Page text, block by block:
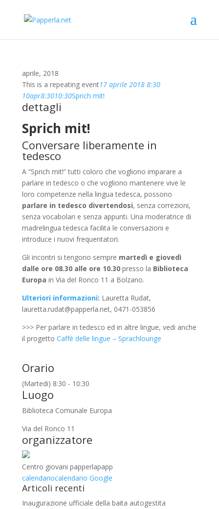
aprile, 2018
This is a repeating event17 aprile 2018 8:30
10apr8:3010:30Sprich mit!
dettagli
Sprich mit!
Conversare liberamente in
tedesco
A “Sprich mit!” tutti coloro che vogliono imparare a
parlare in tedesco o che vogliono mantenere vive le
loro competenze nella lingua tedesca, possono
parlare in tedesco divertendosi, senza correzioni,
senza vocabolari e senza appunti. Una moderatrice di
madrelingua tedesca facilita le conversazioni e
introduce i nuovi frequentatori.
Gli incontri si tengono sempre martedì e giovedì
dalle ore 08.30 alle ore 10.30presso la Biblioteca
Europa in Via del Ronco 11 a Bolzano.
Ulteriori informazioni: Lauretta Rudat,
lauretta.rudat@papperla.net, 0471-053856
>>> Per parlare in tedesco ed in altre lingue, vedi anche
il progetto Caffè delle lingue – Sprachlounge
Orario
(Martedi) 8:30 - 10:30
Luogo
Biblioteca Comunale Europa
Via del Ronco 11
organizzatore
Centro giovani papperlapapp
calendariocalendario Google
Articoli recenti
Inaugurazione ufficiale della baita autogestita